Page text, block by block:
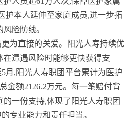
护本人延伸至家庭成员,进一步拓
险防线。
为直接的关爱。阳光人寿持续优
遭遇风险时能够更快获得支
月,阳光人寿职团平台累计为医护
金额2126.2万元。每一笔赔付背
一份支持,体现了阳光人寿职团
专业能力和责任担当。